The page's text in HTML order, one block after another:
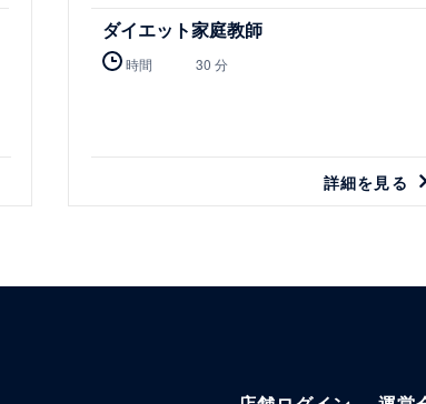
ダイエット家庭教師
時間 30 分
詳細を見る